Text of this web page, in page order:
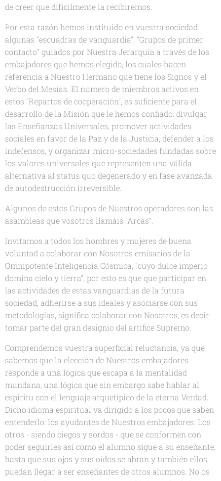
de creer que difícilmente la recibiremos.
Por esta razón hemos instituido en vuestra sociedad
algunas "escuadras de vanguardia", "Grupos de primer
contacto" guiados por Nuestra Jerarquía a través de los
embajadores que hemos elegido, los cuales hacen
referencia a Nuestro Hermano que tiene los Signos y el
Verbo del Mesías. El número de miembros activos en
estos "Repartos de cooperación", es suficiente para el
desarrollo de la Misión que le hemos confiado: divulgar
las Enseñanzas Universales, promover actividades
sociales en favor de la Paz y de la Justicia, defender a los
indefensos, y organizar micro-sociedades fundadas sobre
los valores universales que representen una válida
alternativa al status quo degenerado y en fase avanzada
de autodestrucción irreversible.
Algunos de estos Grupos de Nuestros operadores son las
asambleas que vosotros llamáis "Arcas".
Invitamos a todos los hombres y mujeres de buena
voluntad a colaborar con Nosotros emisarios de la
Omnipotente Inteligencia Cósmica, "cuyo dulce imperio
domina cielo y tierra", por esto es que que participar en
las actividades de estas vanguardias de la futura
sociedad, adherirse a sus ideales y asociarse con sus
metodologías, significa colaborar con Nosotros, es decir
tomar parte del gran designio del artífice Supremo.
Comprendemos vuestra superficial reluctancia, ya que
sabemos que la elección de Nuestros embajadores
responde a una lógica que escapa a la mentalidad
mundana, una lógica que sin embargo sabe hablar al
espíritu con el lenguaje arquetípico de la eterna Verdad.
Dicho idioma espiritual va dirigido a los pocos que saben
entenderlo: los ayudantes de Nuestros embajadores. Los
otros - siendo ciegos y sordos - que se conformen con
poder seguirles así como el alumno sigue a su enseñante,
hasta que sus ojos y sus oídos se abran y también ellos
puedan llegar a ser enseñantes de otros alumnos. No os